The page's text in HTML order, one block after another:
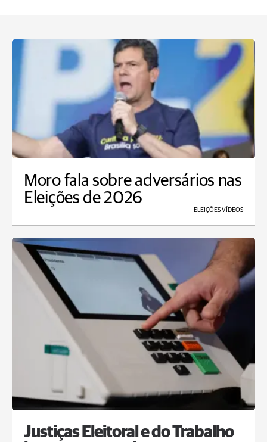
Moro fala sobre adversários nas
Eleições de 2026
ELEIÇÕES VÍDEOS
Justiças Eleitoral e do Trabalho